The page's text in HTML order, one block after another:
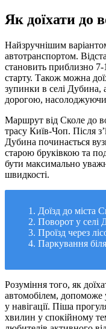
Як доїхати до
Найзручнішим
автотранспортом.
становить приблизно 7-
старту. Також можна
зупинки в селі Дубина,
дорогою,
Маршрут від Сколе до
трасу Київ-Чоп. Після
Дубина починається
старою бруківкою та
бути максимально
швидкості.
Доїзд до міста
Поворот у селі
Проїзд через
Паркування
Розуміння того, як
автомобілем,
у навігації. Піша
хвилин у спокійному